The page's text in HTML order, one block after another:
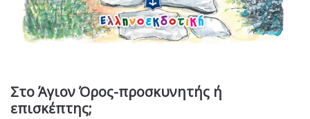
Στο Άγιον Όρος-προσκυνητής ή
επισκέπτης;